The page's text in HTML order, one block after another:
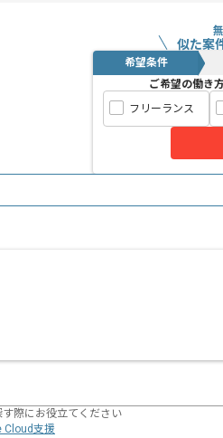
似た案
希望条件
ご希望の働き
フリーランス
際にお役立てください
Cloud支援